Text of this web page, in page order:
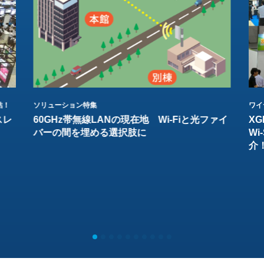
レ
ソリューション特集
60GHz帯無線LANの現在地 Wi-Fiと光ファイ
バーの間を埋める選択肢に
ワ
介